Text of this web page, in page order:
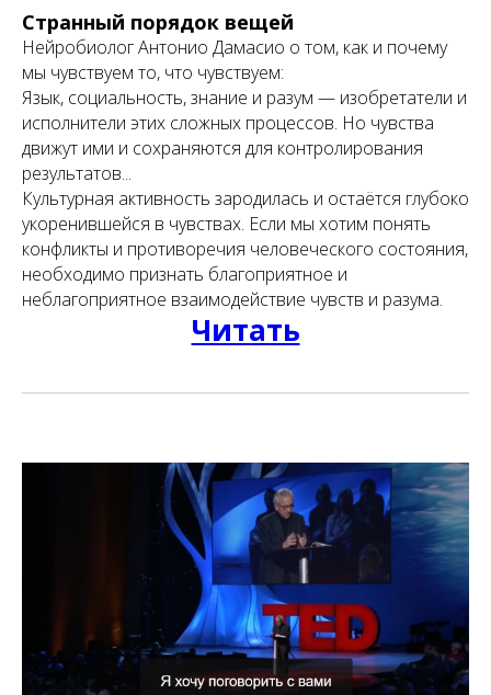
Странный порядок вещей
Нейробиолог Антонио Дамасио о том, как и почему
мы чувствуем то, что чувствуем:
Язык, социальность, знание и разум — изобретатели и
исполнители этих сложных процессов. Но чувства
движут ими и сохраняются для контролирования
результатов...
Культурная активность зародилась и остаётся глубоко
укоренившейся в чувствах. Если мы хотим понять
конфликты и противоречия человеческого состояния,
необходимо признать благоприятное и
неблагоприятное взаимодействие чувств и разума.
Читать